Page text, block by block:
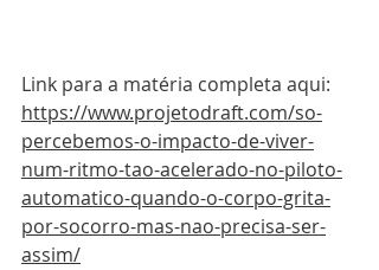
Link para a matéria completa aqui:
https://www.projetodraft.com/so-
percebemos-o-impacto-de-viver-
num-ritmo-tao-acelerado-no-piloto-
automatico-quando-o-corpo-grita-
por-socorro-mas-nao-precisa-ser-
assim/